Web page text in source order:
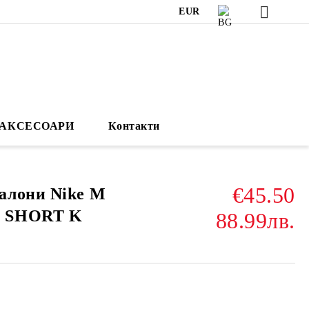
EUR
АКСЕСОАРИ Контакти
Nike M
SHORT K
€45.50
88.99лв.